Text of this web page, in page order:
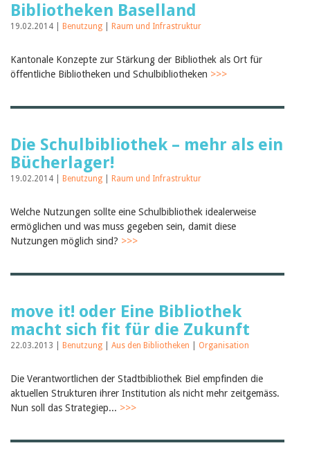
Bibliotheken Baselland
19.02.2014 | Benutzung Raum und Infrastruktur
Kantonale Konzepte zur Stärkung der Bibliothek als Ort für
öffentliche Bibliotheken und Schulbibliotheken >>>
Die Schulbibliothek – mehr als ein
Bücherlager!
19.02.2014 | Benutzung Raum und Infrastruktur
Welche Nutzungen sollte eine Schulbibliothek idealerweise
ermöglichen und was muss gegeben sein, damit diese
Nutzungen möglich sind? >>>
move it! oder Eine Bibliothek
macht sich fit für die Zukunft
22.03.2013 | Benutzung Aus den Bibliotheken Organisation
Die Verantwortlichen der Stadtbibliothek Biel empfinden die
aktuellen Strukturen ihrer Institution als nicht mehr zeitgemäss.
Nun soll das Strategiep... >>>